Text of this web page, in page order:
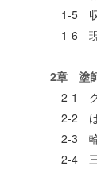
1-5
1-6
2章 塗
2-1 ク
2-2 は
2-3
2-4 三